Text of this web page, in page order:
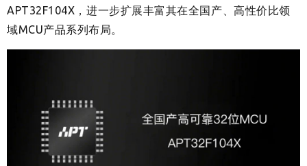
APT32F104X，进一步扩展丰富其在全国产、高性价比领
域MCU产品系列布局。